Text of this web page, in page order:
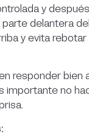
y
delantera
y evita rebotar
responder bien
importante no